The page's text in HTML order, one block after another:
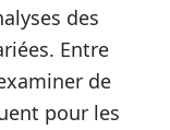
des
Entre
de
pour les